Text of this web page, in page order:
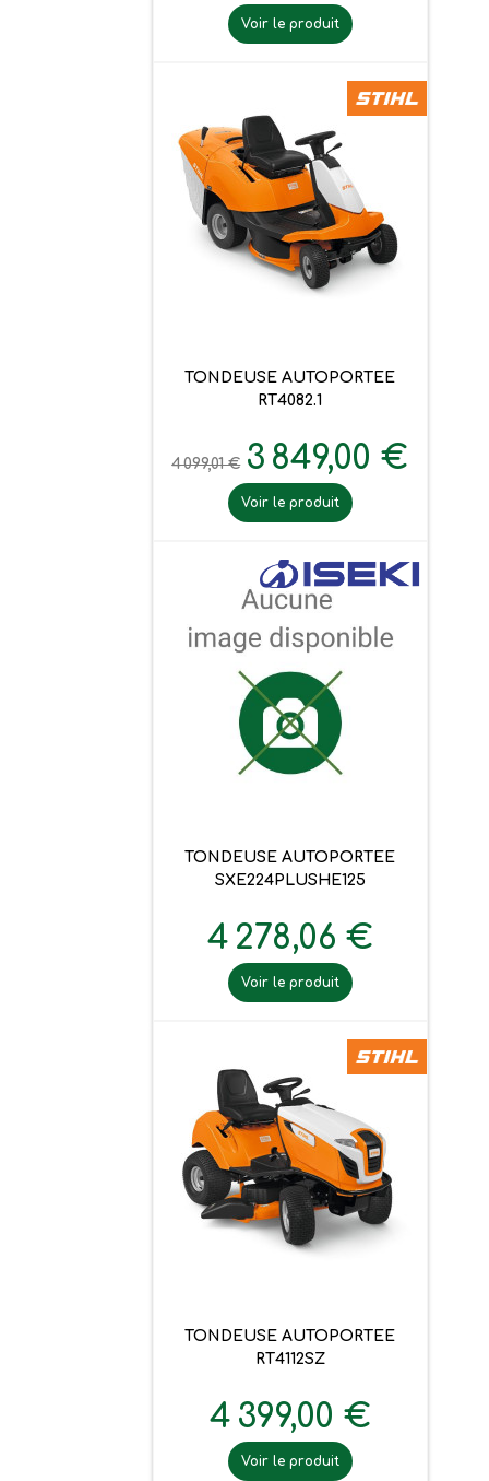
Voir le produit
TONDEUSE AUTOPORTEE
RT4082.1
4 099,01 € 3 849,00 €
Voir le produit
TONDEUSE AUTOPORTEE
SXE224PLUSHE125
4 278,06 €
Voir le produit
TONDEUSE AUTOPORTEE
RT4112SZ
4 399,00 €
Voir le produit